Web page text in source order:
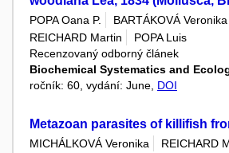
POPA Oana P. BARTÁKOVÁ Veronika
REICHARD Martin
POPA Luis
Recenzovaný odborný článek
Biochemical Systematics and
ročník: 60, vydání: June, DOI
Metazoan parasites of killifish
MICHÁLKOVÁ Veronika
REICHARD